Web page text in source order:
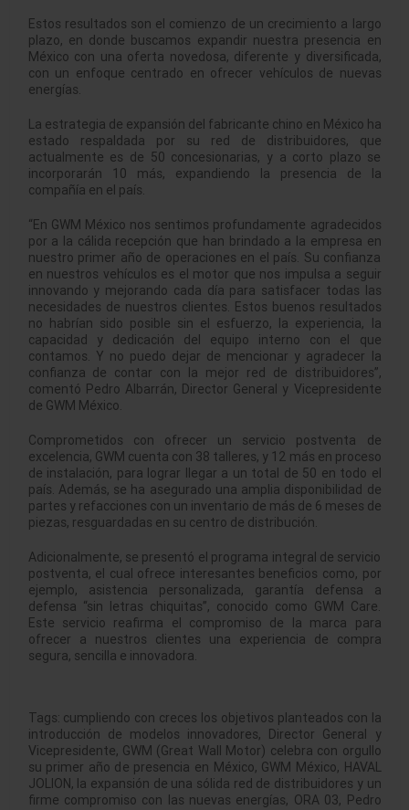
Estos resultados son el comienzo de un crecimiento a largo
plazo, en donde buscamos expandir nuestra presencia en
México con una oferta novedosa, diferente y diversificada,
con un enfoque centrado en ofrecer vehículos de nuevas
energías.
La estrategia de expansión del fabricante chino en México ha
estado respaldada por su red de distribuidores, que
actualmente es de 50 concesionarias, y a corto plazo se
incorporarán 10 más, expandiendo la presencia de la
compañía en el país.
“En GWM México nos sentimos profundamente agradecidos
por a la cálida recepción que han brindado a la empresa en
nuestro primer año de operaciones en el país. Su confianza
en nuestros vehículos es el motor que nos impulsa a seguir
innovando y mejorando cada día para satisfacer todas las
necesidades de nuestros clientes. Estos buenos resultados
no habrían sido posible sin el esfuerzo, la experiencia, la
capacidad y dedicación del equipo interno con el que
contamos. Y no puedo dejar de mencionar y agradecer la
confianza de contar con la mejor red de distribuidores”,
comentó Pedro Albarrán, Director General y Vicepresidente
de GWM México.
Comprometidos con ofrecer un servicio postventa de
excelencia, GWM cuenta con 38 talleres, y 12 más en proceso
de instalación, para lograr llegar a un total de 50 en todo el
país. Además, se ha asegurado una amplia disponibilidad de
partes y refacciones con un inventario de más de 6 meses de
piezas, resguardadas en su centro de distribución.
Adicionalmente, se presentó el programa integral de servicio
postventa, el cual ofrece interesantes beneficios como, por
ejemplo, asistencia personalizada, garantía defensa a
defensa “sin letras chiquitas”, conocido como GWM Care.
Este servicio reafirma el compromiso de la marca para
ofrecer a nuestros clientes una experiencia de compra
segura, sencilla e innovadora.
Tags: cumpliendo con creces los objetivos planteados con la
introducción de modelos innovadores, Director General y
Vicepresidente, GWM (Great Wall Motor) celebra con orgullo
su primer año de presencia en México, GWM México, HAVAL
JOLION, la expansión de una sólida red de distribuidores y un
firme compromiso con las nuevas energías, ORA 03, Pedro